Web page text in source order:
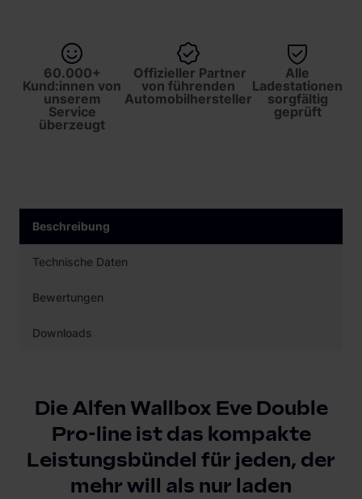
60.000+
Kund:innen von
unserem
Service
überzeugt
Offizieller Partner
von führenden
Automobilhersteller
Alle
Ladestationen
sorgfältig
geprüft
Beschreibung
Technische Daten
Bewertungen
Downloads
Die Alfen Wallbox Eve Double
Pro-line ist das kompakte
Leistungsbündel für jeden, der
mehr will als nur laden